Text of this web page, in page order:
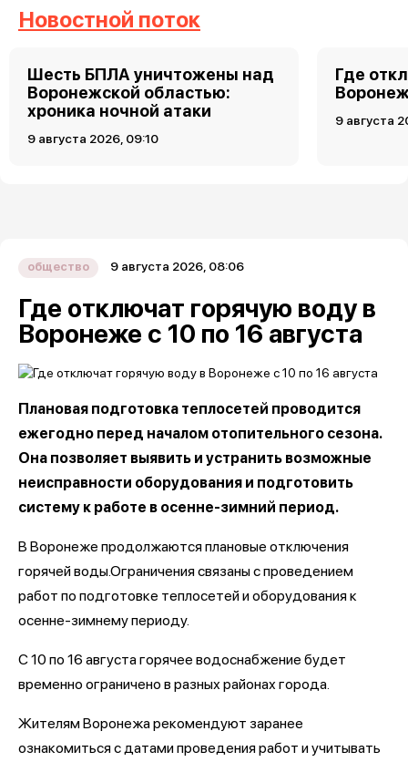
Новостной поток
Шесть БПЛА уничтожены над
Воронежской областью:
хроника ночной атаки
9 августа 2026, 09:10
Где
9 августа
общество 9 августа 2026, 08:06
Где отключат горячую воду в
Воронеже с 10 по 16 августа
Плановая подготовка теплосетей проводится
ежегодно перед началом отопительного сезона.
Она позволяет выявить и устранить возможные
неисправности оборудования и подготовить
систему к работе в осенне-зимний период.
В Воронеже продолжаются плановые отключения
горячей воды.Ограничения связаны с проведением
работ по подготовке теплосетей и оборудования к
осенне-зимнему периоду.
С 10 по 16 августа горячее водоснабжение будет
временно ограничено в разных районах города.
Жителям Воронежа рекомендуют заранее
ознакомиться с датами проведения работ и учитывать